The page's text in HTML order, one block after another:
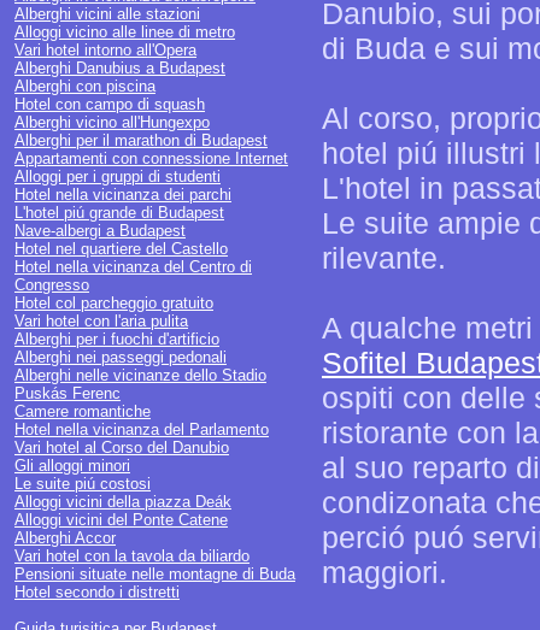
Alberghi vicini alle stazioni
Alloggi vicino alle linee di metro
Vari hotel intorno all'Opera
Alberghi Danubius a Budapest
Alberghi con piscina
Hotel con campo di squash
Alberghi vicino all'Hungexpo
Alberghi per il marathon di Budapest
Appartamenti con connessione Internet
Alloggi per i gruppi di studenti
Hotel nella vicinanza dei parchi
L'hotel piú grande di Budapest
Nave-albergi a Budapest
Hotel nel quartiere del Castello
Hotel nella vicinanza del Centro di
Congresso
Hotel col parcheggio gratuito
Vari hotel con l'aria pulita
Alberghi per i fuochi d'artificio
Alberghi nei passeggi pedonali
Alberghi nelle vicinanze dello Stadio
Puskás Ferenc
Camere romantiche
Hotel nella vicinanza del Parlamento
Vari hotel al Corso del Danubio
Gli alloggi minori
Le suite piú costosi
Alloggi vicini della piazza Deák
Alloggi vicini del Ponte Catene
Alberghi Accor
Vari hotel con la tavola da biliardo
Pensioni situate nelle montagne di Buda
Hotel secondo i distretti
Danubio, sui
di Buda e sui
Al corso,
hotel piú illustri
L'hotel in
Le suite ampie
rilevante.
A qualche
Sofitel
ospiti con delle
ristorante con
al suo reparto
condizonata
perció puó
maggiori.